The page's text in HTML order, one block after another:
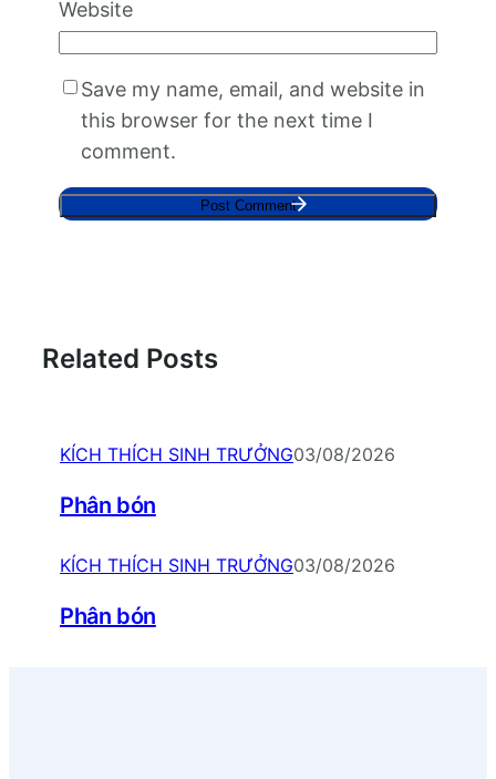
Website
Save my name, email, and website in
this browser for the next time I
comment.
Related Posts
KÍCH THÍCH SINH TRƯỞNG03/08/2026
Phân bón
KÍCH THÍCH SINH TRƯỞNG03/08/2026
Phân bón